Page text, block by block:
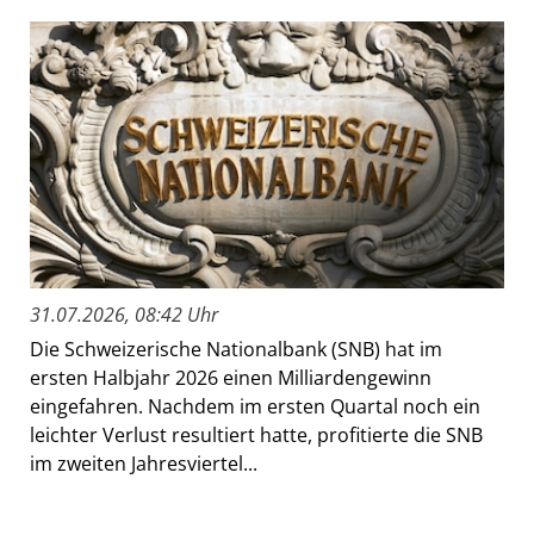
31.07.2026, 08:42 Uhr
Die Schweizerische Nationalbank (SNB) hat im
ersten Halbjahr 2026 einen Milliardengewinn
eingefahren. Nachdem im ersten Quartal noch ein
leichter Verlust resultiert hatte, profitierte die SNB
im zweiten Jahresviertel...